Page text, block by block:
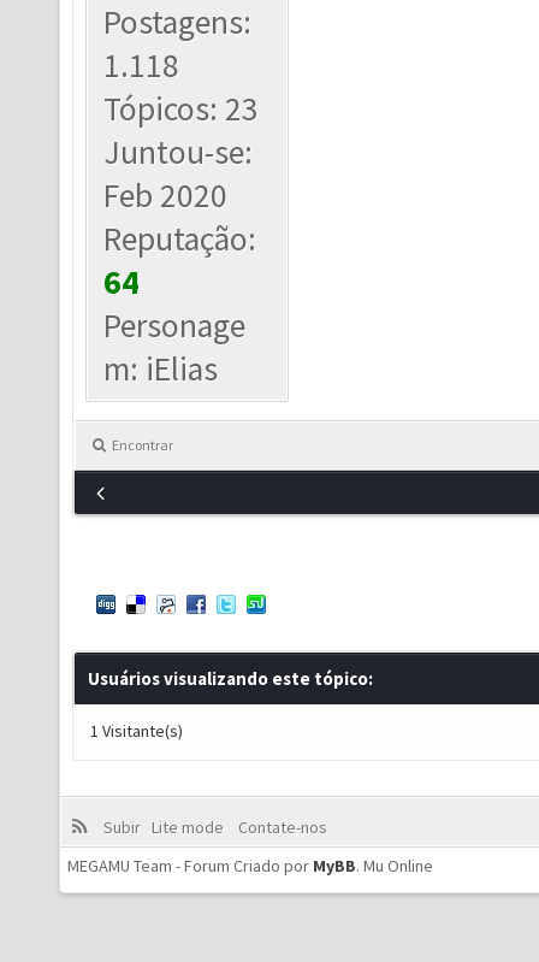
Postagens:
1.118
Tópicos: 23
Juntou-se:
Feb 2020
Reputação:
64
Personage
m: iElias
Encontrar
Usuários visualizando este tópico:
1 Visitante(s)
Subir Lite mode
Contate-nos
MEGAMU Team - Forum Criado por MyBB. Mu Online